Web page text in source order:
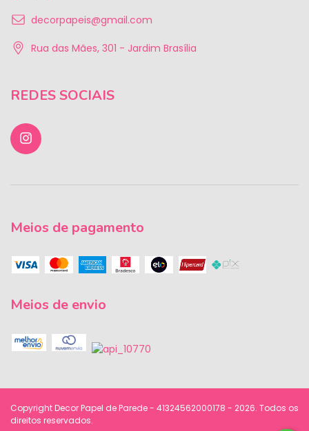
decorpapeis@gmail.com
Rua das Mães, 301 - Jardim Brasília
REDES SOCIAIS
Meios de pagamento
Meios de envio
Copyright Decor Papel de Parede - 41324562000178 - 2026. Todos os
direitos reservados.